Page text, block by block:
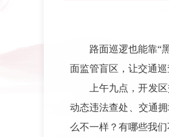
路面巡逻也能靠“
面监管盲区，让交通巡
上午九点，开发
动态违法查处、交通
么不一样？有哪些我们